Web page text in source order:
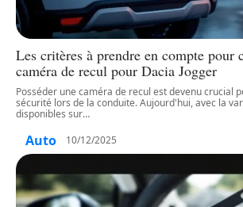
Les critères à prendre en compte pour
caméra de recul pour Dacia Jogger
Posséder une caméra de recul est devenu crucial
sécurité lors de la conduite. Aujourd'hui, avec la
disponibles sur…
Auto 10/12/2025